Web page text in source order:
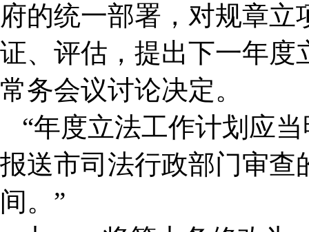
府的统一部署，对规章
证、评估，提出下一年度
常务会议讨论决定。
“年度立法工作计划应
报送市司法行政部门审查
间。”